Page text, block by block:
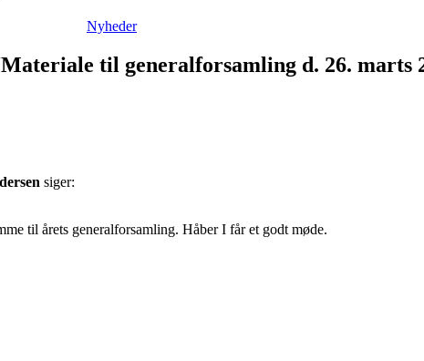
Nyheder
til generalforsamling d. 26. marts
siger:
til årets generalforsamling. Håber I får et godt møde.